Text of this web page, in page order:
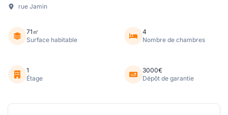
rue Jamin
71㎡
Surface habitable
4
Nombre de chambres
1
Étage
3000€
Dépôt de garantie